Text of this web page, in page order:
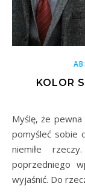
KOLOR
Myślę, że pewna część osób po przeczytaniu tytułu mogła
pomyśleć sobie
niemiłe
poprzedniego
wyjaśnić. Do